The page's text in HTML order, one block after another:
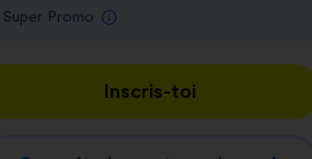
Super Promo
Inscris-toi